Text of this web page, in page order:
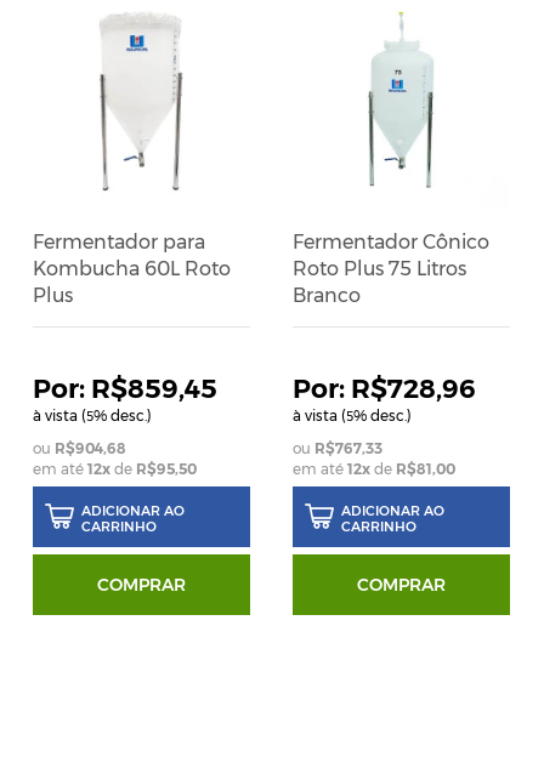
Fermentador para
Kombucha 60L Roto
Plus
R$859,45
à vista (5% desc.)
R$904,68
em até12x de R$95,50
ADICIONAR AO
CARRINHO
COMPRAR
Fermentador Cônico
Roto Plus 75 Litros
Branco
R$728,96
à vista (5% desc.)
R$767,33
em até12x de R$81,00
ADICIONAR AO
CARRINHO
COMPRAR